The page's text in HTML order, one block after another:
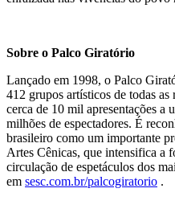
Sobre o Palco Giratório
Lançado em 1998, o Palco
412 grupos artísticos de todas
cerca de 10 mil apresentações a
milhões de espectadores. É
brasileiro como um importante
Artes Cênicas, que intensifica a
circulação de espetáculos dos
em sesc.com.br/palcogiratorio .